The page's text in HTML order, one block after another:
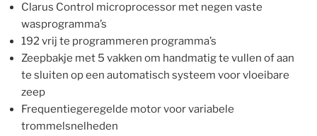
Clarus Control microprocessor met negen vaste
wasprogramma’s
192 vrij te programmeren programma’s
Zeepbakje met 5 vakken om handmatig te vullen of aan
te sluiten op een automatisch systeem voor vloeibare
zeep
Frequentiegeregelde motor voor variabele
trommelsnelheden